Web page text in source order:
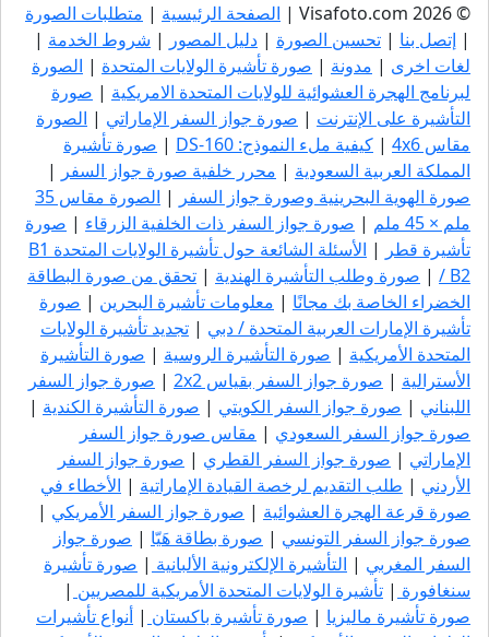
© 2026 Visafoto.com | الصفحة الرئيسية| متطلبات الصورة
| إتصل بنا| تحسين الصورة| دليل المصور | شروط الخدمة|
لغات اخرى| مدونة| صورة تأشيرة الولايات المتحدة| الصورة
لبرنامج الهجرة العشوائية للولايات المتحدة الامريكية| صورة
التأشيرة على الإنترنت| صورة جواز السفر الإماراتي | الصورة
مقاس 4x6
| كيفية ملء النموذج: DS-160 | صورة تأشيرة
المملكة العربية السعودية| محرر خلفية صورة جواز السفر |
صورة الهوية البحرينية وصورة جواز السفر |
الصورة مقاس 35
ملم × 45 ملم
| صورة جواز السفر ذات الخلفية الزرقاء| صورة
تأشيرة قطر |
الأسئلة الشائعة حول تأشيرة الولايات المتحدة B1
/ B2
| صورة وطلب التأشيرة الهندية| تحقق من صورة البطاقة
الخضراء الخاصة بك مجانًا| معلومات تأشيرة البحرين| صورة
تأشيرة الإمارات العربية المتحدة / دبي | تجديد تأشيرة الولايات
المتحدة الأمريكية| صورة التأشيرة الروسية| صورة التأشيرة
الأسترالية| صورة جواز السفر بقياس 2x2 | صورة جواز السفر
اللبناني | صورة جواز السفر الكويتي | صورة التأشيرة الكندية|
صورة جواز السفر السعودي| مقاس صورة جواز السفر
الإماراتي | صورة جواز السفر القطري| صورة جواز السفر
الأردني | طلب التقديم لرخصة القيادة الإماراتية| الأخطاء في
صورة قرعة الهجرة العشوائية| صورة جواز السفر الأمريكي |
صورة جواز السفر التونسي | صورة بطاقة هَيّا| صورة جواز
السفر المغربي | التأشيرة الإلكترونية الألبانية | صورة تأشيرة
سنغافورة | تأشيرة الولايات المتحدة الأمريكية للمصريين |
صورة تأشيرة ماليزيا| صورة تأشيرة باكستان | أنواع تأشيرات